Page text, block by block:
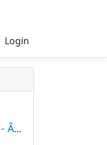
Login
Chùm Thơ Ngắn Số 1 - Âu Tú Vân